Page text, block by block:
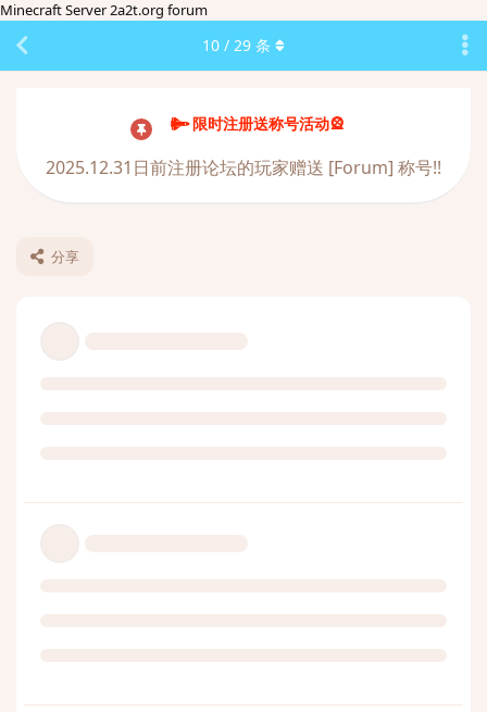
Minecraft Server 2a2t.org forum
限时注册送称号活动🎡
2025.12.31日前注册论坛的玩家赠送 [Forum] 称号!!
分享
10 / 29 条